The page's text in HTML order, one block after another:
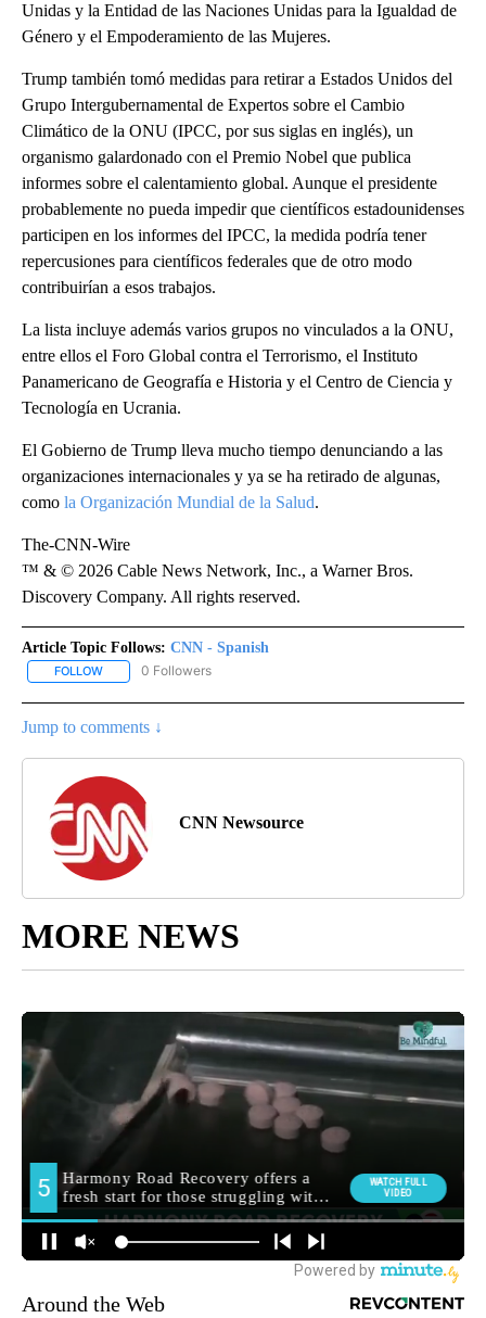
Unidas y la Entidad de las Naciones Unidas para la Igualdad de
Género y el Empoderamiento de las Mujeres.
Trump también tomó medidas para retirar a Estados Unidos del
Grupo Intergubernamental de Expertos sobre el Cambio
Climático de la ONU (IPCC, por sus siglas en inglés), un
organismo galardonado con el Premio Nobel que publica
informes sobre el calentamiento global. Aunque el presidente
probablemente no pueda impedir que científicos estadounidenses
participen en los informes del IPCC, la medida podría tener
repercusiones para científicos federales que de otro modo
contribuirían a esos trabajos.
La lista incluye además varios grupos no vinculados a la ONU,
entre ellos el Foro Global contra el Terrorismo, el Instituto
Panamericano de Geografía e Historia y el Centro de Ciencia y
Tecnología en Ucrania.
El Gobierno de Trump lleva mucho tiempo denunciando a las
organizaciones internacionales y ya se ha retirado de algunas,
como la Organización Mundial de la Salud.
The-CNN-Wire
™ & © 2026 Cable News Network, Inc., a Warner Bros.
Discovery Company. All rights reserved.
Article Topic Follows: CNN - Spanish
FOLLOW FOLLOW "CNN - SPANISH" TO RECEIVE NOTIFICATIONS ABOUT
0 Followers
Jump to comments ↓
CNN Newsource
MORE NEWS
Around the Web